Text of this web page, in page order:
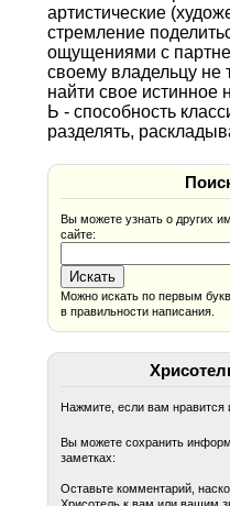
артистические
стремление
ощущениями с
своему владельцу не
найти свое истинное
Ь - способность
разделять,
Вы можете узнать о других
сайте:
Можно искать по первым
в правильности написания.
Нажмите, если вам нравится
Вы можете сохранить
заметках:
Оставьте комментарий,